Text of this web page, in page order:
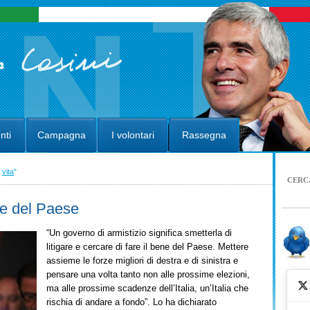
Campagna I volontari Rassegna
vita"
del Paese
“Un governo di armistizio significa smetterla di
litigare e cercare di fare il bene del Paese. Mettere
assieme le forze migliori di destra e di sinistra e
pensare una volta tanto non alle prossime elezioni,
ma alle prossime scadenze dell’Italia, un’Italia che
rischia di andare a fondo”. Lo ha dichiarato